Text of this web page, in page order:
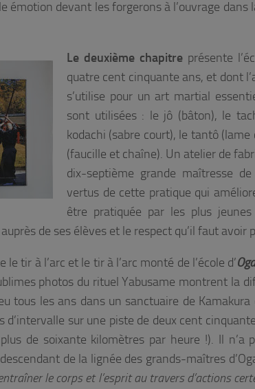
émotion devant les forgerons à l’ouvrage
Le deuxième chapitreprésente
quatre cent cinquante ans, et dont
s’utilise pour un art martial
sont utilisées : le jô (bâton), le
kodachi (sabre court), le tantô
(faucille et chaîne). Un atelier de
dix-septième grande maîtresse
vertus de cette pratique qui
être pratiquée par les plus
de ses élèves et le respect qu’il faut avoir
le tir à l’arc et le tir à l’arc monté de l’école d’
photos du rituel Yabusame montrent la
tous les ans dans un sanctuaire de
sur une piste de deux cent
de soixante kilomètres par heure !). Il n’a
de la lignée des grands-maîtres
le corps et l’esprit au travers d’actions